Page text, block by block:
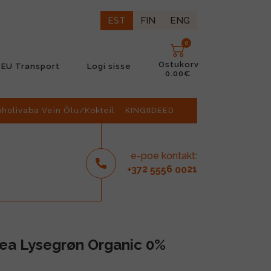
EST FIN ENG
EU Transport Logi sisse
0
Ostukorv
0.00€
Vein Õlu/Kokteil KINGIIDEED
e-poe kontakt:
+372 5556 0021
Lysegrøn Organic 0%